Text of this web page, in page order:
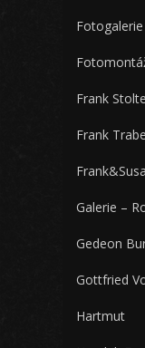
Fotogalerie
Frank Stolte
Frank
Galerie –
Gedeon
Gottfried
Hartmut